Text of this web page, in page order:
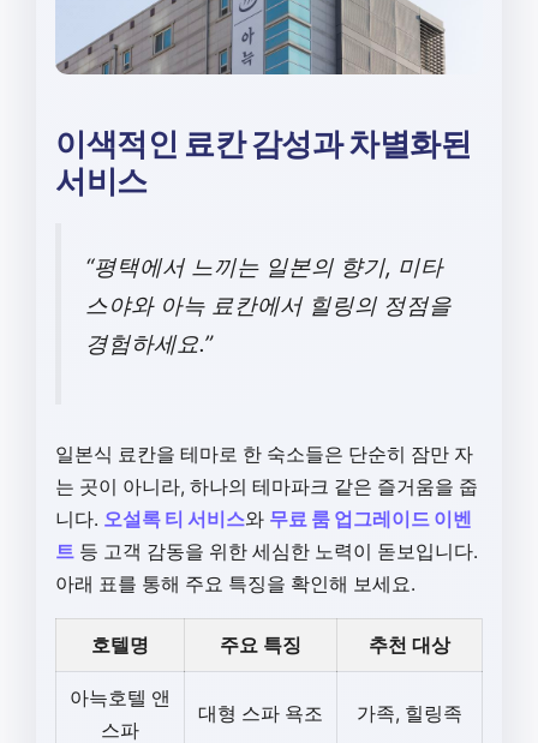
이색적인 료칸 감성과 차별화된
서비스
“평택에서 느끼는 일본의 향기, 미타
스야와 아늑 료칸에서 힐링의 정점을
경험하세요.”
일본식 료칸을 테마로 한 숙소들은 단순히 잠만 자
는 곳이 아니라, 하나의 테마파크 같은 즐거움을 줍
니다. 오설록 티 서비스와 무료 룸 업그레이드 이벤
트 등 고객 감동을 위한 세심한 노력이 돋보입니다.
아래 표를 통해 주요 특징을 확인해 보세요.
호텔명 주요 특징 추천 대상
아늑호텔 앤
스파
대형 스파 욕조 가족, 힐링족